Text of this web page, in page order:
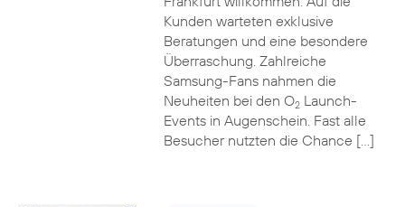
Kunden warteten exklusive
Beratungen und eine besondere
Überraschung. Zahlreiche
Samsung-Fans nahmen die
Neuheiten bei den O2Launch-
Events in Augenschein. Fast alle
Besucher nutzten die Chance […]